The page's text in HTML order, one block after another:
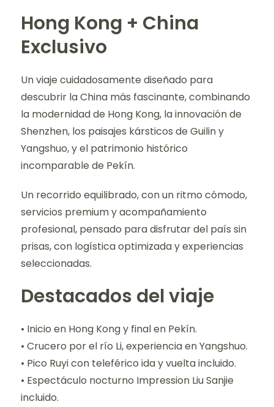
Hong Kong + China
Exclusivo
Un viaje cuidadosamente diseñado para
descubrir la China más fascinante, combinando
la modernidad de Hong Kong, la innovación de
Shenzhen, los paisajes kársticos de Guilin y
Yangshuo, y el patrimonio histórico
incomparable de Pekín.
Un recorrido equilibrado, con un ritmo cómodo,
servicios premium y acompañamiento
profesional, pensado para disfrutar del país sin
prisas, con logística optimizada y experiencias
seleccionadas.
Destacados del viaje
• Inicio en Hong Kong y final en Pekín.
• Crucero por el río Li, experiencia en Yangshuo.
• Pico Ruyi con teleférico ida y vuelta incluido.
• Espectáculo nocturno Impression Liu Sanjie
incluido.